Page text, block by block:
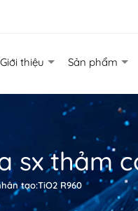
Giới thiệu Sản phẩm
sx thảm
tạo:TiO2 R960